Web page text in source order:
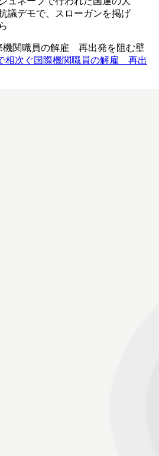
機関職員の解雇 再出発を阻む壁
相次ぐ国際機関職員の解雇 再出